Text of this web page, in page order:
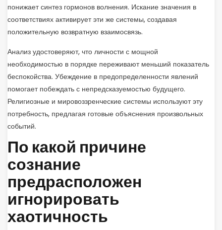
понижает синтез гормонов волнения. Искание значения в
соответствиях активирует эти же системы, создавая
положительную возвратную взаимосвязь.
Анализ удостоверяют, что личности с мощной
необходимостью в порядке переживают меньший показатель
беспокойства. Убеждение в предопределенности явлений
помогает побеждать с непредсказуемостью будущего.
Религиозные и мировоззренческие системы используют эту
потребность, предлагая готовые объяснения произвольных
событий.
По какой причине
сознание
предрасположен
игнорировать
хаотичность